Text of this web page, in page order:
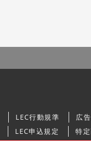
LEC行動規準 広
LEC申込規定 特